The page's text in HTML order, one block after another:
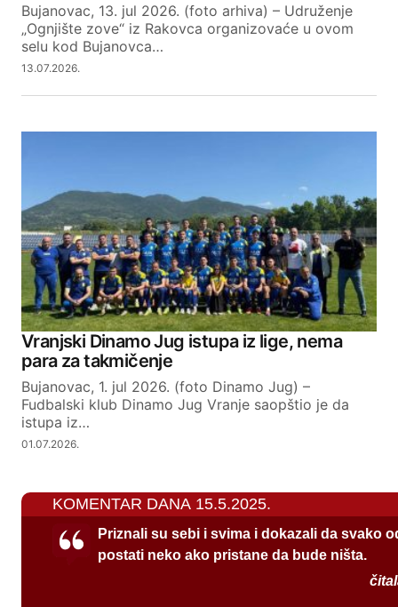
Bujanovac, 13. jul 2026. (foto arhiva) – Udruženje
„Ognjište zove“ iz Rakovca organizovaće u ovom
selu kod Bujanovca…
13.07.2026.
Vranjski Dinamo Jug istupa iz lige, nema
para za takmičenje
Bujanovac, 1. jul 2026. (foto Dinamo Jug) –
Fudbalski klub Dinamo Jug Vranje saopštio je da
istupa iz…
01.07.2026.
KOMENTAR DANA 15.5.2025.
Priznali su sebi i svima i dokazali da svako
postati neko ako pristane da bude ništa.